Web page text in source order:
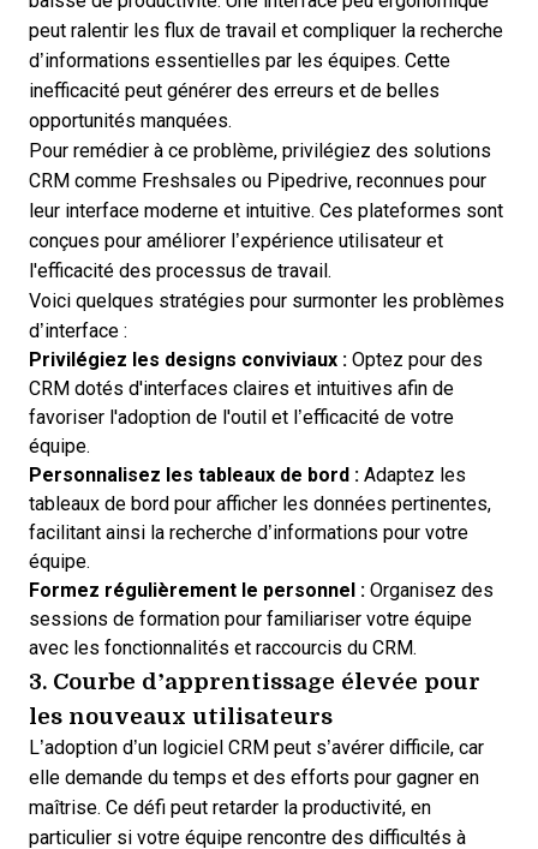
peut ralentir les flux de travail et compliquer la recherche
d’informations essentielles par les équipes. Cette
inefficacité peut générer des erreurs et de belles
opportunités manquées.
Pour remédier à ce problème, privilégiez des solutions
CRM comme Freshsales ou Pipedrive, reconnues pour
leur interface moderne et intuitive. Ces plateformes sont
conçues pour améliorer l’expérience utilisateur et
l'efficacité des processus de travail.
Voici quelques stratégies pour surmonter les problèmes
d’interface :
Privilégiez les designs conviviaux : Optez pour des
CRM dotés d'interfaces claires et intuitives afin de
favoriser l'adoption de l'outil et l’efficacité de votre
équipe.
Personnalisez les tableaux de bord : Adaptez les
tableaux de bord pour afficher les données pertinentes,
facilitant ainsi la recherche d’informations pour votre
équipe.
Formez régulièrement le personnel : Organisez des
sessions de formation pour familiariser votre équipe
avec les fonctionnalités et raccourcis du CRM.
3. Courbe d’apprentissage élevée pour
les nouveaux utilisateurs
L’adoption d’un logiciel CRM peut s’avérer difficile, car
elle demande du temps et des efforts pour gagner en
maîtrise. Ce défi peut retarder la productivité, en
particulier si votre équipe rencontre des difficultés à